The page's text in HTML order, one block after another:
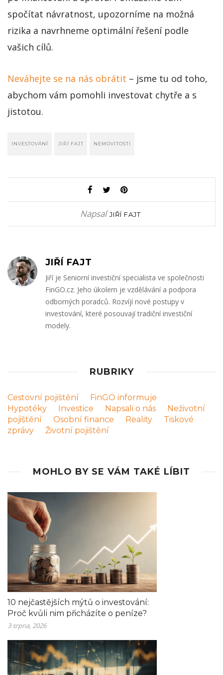
spočítat návratnost, upozorníme na možná
rizika a navrhneme optimální řešení podle
vašich cílů.
Neváhejte se na nás obrátit – jsme tu od toho,
abychom vám pomohli investovat chytře a s
jistotou.
INVESTOVÁNÍ JIŘÍ FAJT NEMOVITOSTI
Napsal JIŘÍ FAJT
JIŘÍ FAJT
Jiří je Seniorní investiční specialista ve společnosti
FinGO.cz. Jeho úkolem je vzdělávání a podpora
odborných poradců. Rozvíjí nové postupy v
investování, které posouvají tradiční investiční
modely.
RUBRIKY
Cestovní pojištění
FinGO informuje
Hypotéky
Investice Napsali o nás
Neživotní
pojištění
Osobní finance Reality
Tiskové
zprávy
Životní pojištění
MOHLO BY SE VÁM TAKÉ LÍBIT
10 nejčastějších mýtů o investování:
Proč kvůli nim přicházíte o peníze?
3 srpna, 2026